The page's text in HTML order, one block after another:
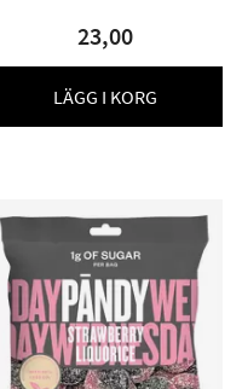
23,00
LÄGG I KORG